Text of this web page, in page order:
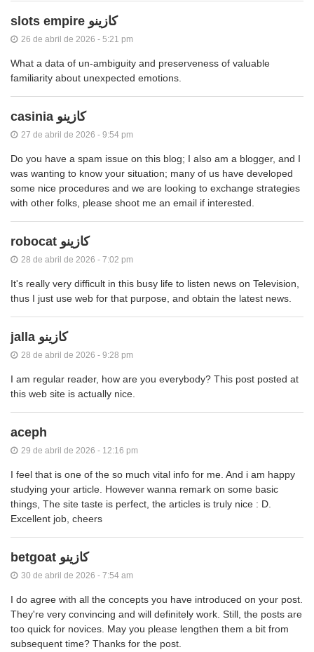
slots empire كازينو
26 de abril de 2026 - 5:21 pm
What a data of un-ambiguity and preserveness of valuable
familiarity about unexpected emotions.
casinia كازينو
27 de abril de 2026 - 9:54 pm
Do you have a spam issue on this blog; I also am a blogger, and I
was wanting to know your situation; many of us have developed
some nice procedures and we are looking to exchange strategies
with other folks, please shoot me an email if interested.
robocat كازينو
28 de abril de 2026 - 7:02 pm
It's really very difficult in this busy life to listen news on Television,
thus I just use web for that purpose, and obtain the latest news.
jalla كازينو
28 de abril de 2026 - 9:28 pm
I am regular reader, how are you everybody? This post posted at
this web site is actually nice.
aceph
29 de abril de 2026 - 12:16 pm
I feel that is one of the so much vital info for me. And i am happy
studying your article. However wanna remark on some basic
things, The site taste is perfect, the articles is truly nice : D.
Excellent job, cheers
betgoat كازينو
30 de abril de 2026 - 7:54 am
I do agree with all the concepts you have introduced on your post.
They're very convincing and will definitely work. Still, the posts are
too quick for novices. May you please lengthen them a bit from
subsequent time? Thanks for the post.